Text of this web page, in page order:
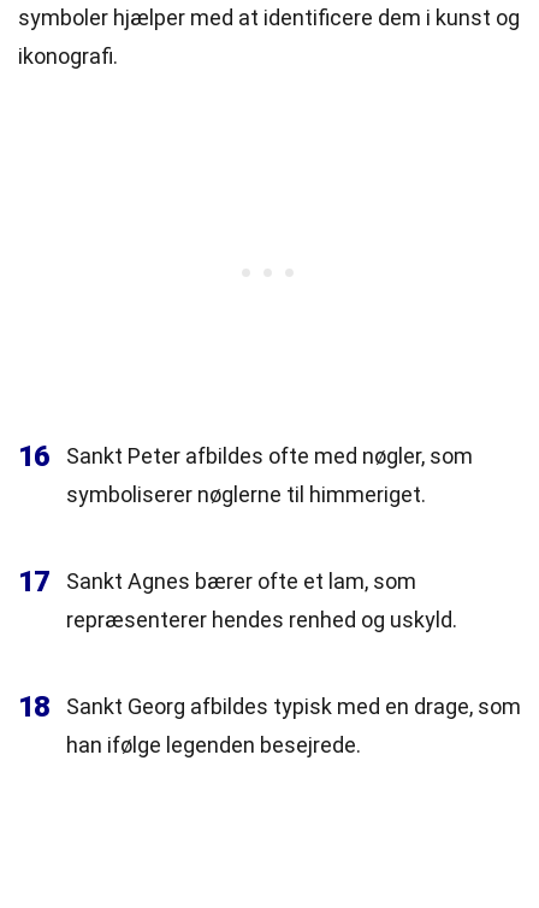
symboler hjælper med at identificere dem i kunst og
ikonografi.
16
Sankt Peter afbildes ofte med nøgler, som
symboliserer nøglerne til himmeriget.
17
Sankt Agnes bærer ofte et lam, som
repræsenterer hendes renhed og uskyld.
18
Sankt Georg afbildes typisk med en drage, som
han ifølge legenden besejrede.